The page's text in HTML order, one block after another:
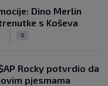
Dino Merlin
s Koševa
0
Rocky potvrdio da
pjesmama